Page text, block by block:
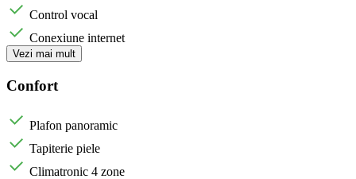
Control vocal
Conexiune internet
Vezi mai mult
Confort
Plafon panoramic
Tapiterie piele
Climatronic 4 zone